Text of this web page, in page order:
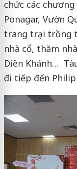
chức các
Ponagar, Vườn
trang trại trồng
nhà cổ, thăm
Diên Khánh…
đi tiếp đến